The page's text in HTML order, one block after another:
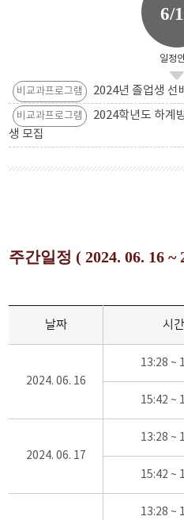
6/
일정
비교과프로그램 2024년 졸업생 선
비교과프로그램
2024학년도 하계
생 모집
주간일정 ( 2024. 06. 16 ~
날짜 시간
2024. 06. 16
13:28 ~
15:42 ~
2024. 06. 17
13:28 ~
15:42 ~
13:28 ~